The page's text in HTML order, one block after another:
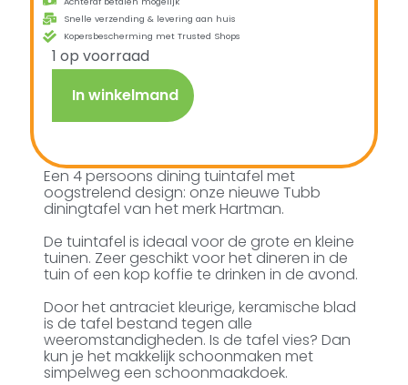
Snelle verzending & levering aan huis
Kopersbescherming met Trusted Shops
1 op voorraad
In winkelmand
Een 4 persoons dining tuintafel met
oogstrelend design: onze nieuwe Tubb
diningtafel van het merk Hartman.
De tuintafel is ideaal voor de grote en kleine
tuinen. Zeer geschikt voor het dineren in de
tuin of een kop koffie te drinken in de avond.
Door het antraciet kleurige, keramische blad
is de tafel bestand tegen alle
weeromstandigheden. Is de tafel vies? Dan
kun je het makkelijk schoonmaken met
simpelweg een schoonmaakdoek.